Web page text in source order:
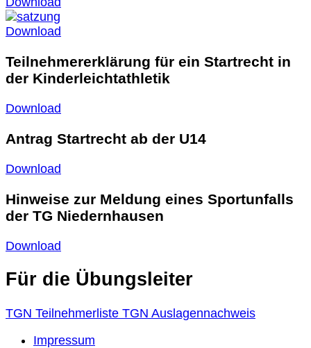
Download
Teilnehmererklärung für ein Startrecht in
der Kinderleichtathletik
Download
Antrag Startrecht ab der U14
Download
Hinweise zur Meldung eines Sportunfalls
der TG Niedernhausen
Download
Für die Übungsleiter
TGN Teilnehmerliste TGN Auslagennachweis
Impressum